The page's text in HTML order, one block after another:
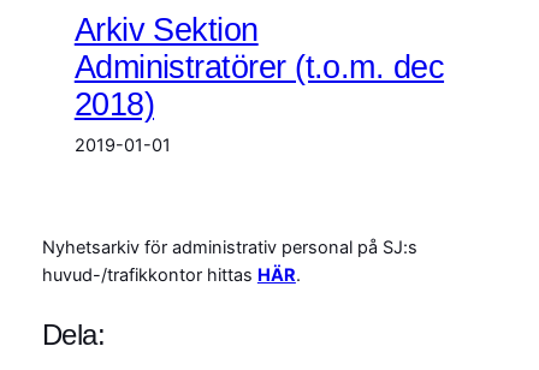
Arkiv Sektion
Administratörer (t.o.m. dec
2018)
2019-01-01
Nyhetsarkiv för administrativ personal på SJ:s
huvud-/trafikkontor hittas HÄR.
Dela: